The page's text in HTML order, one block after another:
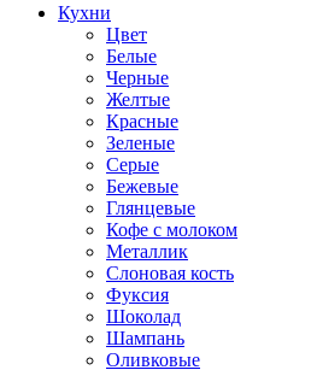
Кухни
Цвет
Белые
Черные
Желтые
Красные
Зеленые
Серые
Бежевые
Глянцевые
Кофе с молоком
Металлик
Слоновая кость
Фуксия
Шоколад
Шампань
Оливковые